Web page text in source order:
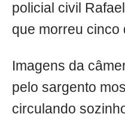
policial civil
que morreu cinco
Imagens da
pelo sargento
circulando